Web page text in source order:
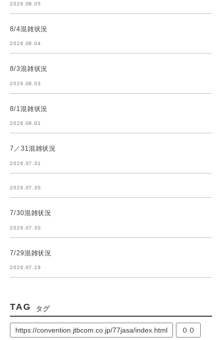
2026.08.05
8/4混雑状況
2026.08.04
8/3混雑状況
2026.08.03
8/1混雑状況
2026.08.01
7／31混雑状況
2026.07.31
2026.07.30
7/30混雑状況
2026.07.30
7/29混雑状況
2026.07.29
TAG タグ
https://convention.jtbcom.co.jp/77jasa/index.html ００